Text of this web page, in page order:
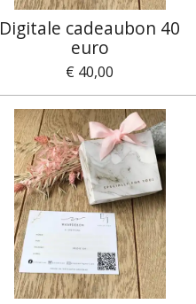
Digitale cadeaubon 40
euro
€ 40,00